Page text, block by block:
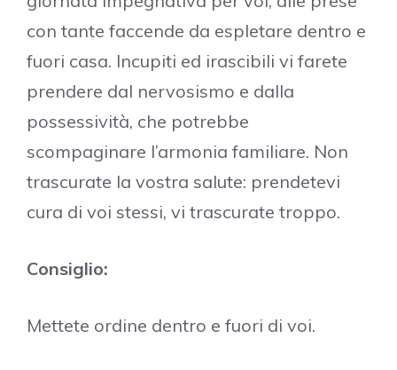
con tante faccende da espletare dentro e
fuori casa. Incupiti ed irascibili vi farete
prendere dal nervosismo e dalla
possessività, che potrebbe
scompaginare l’armonia familiare. Non
trascurate la vostra salute: prendetevi
cura di voi stessi, vi trascurate troppo.
Consiglio:
Mettete ordine dentro e fuori di voi.